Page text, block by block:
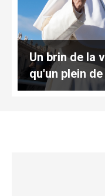
Un brin de la
qu'un plein